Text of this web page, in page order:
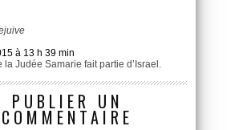
à 13 h 39 min
la Judée Samarie fait partie d’Israel.
PUBLIER UN
COMMENTAIRE